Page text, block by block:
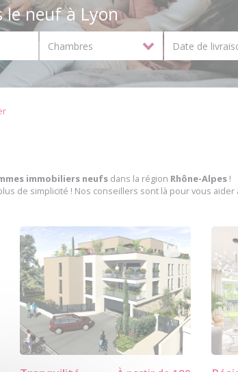
neuf à Lyon
immobiliers neufs dans la région Rhône-Alpes !
de simplicité ! Nos conseillers sont là pour vous